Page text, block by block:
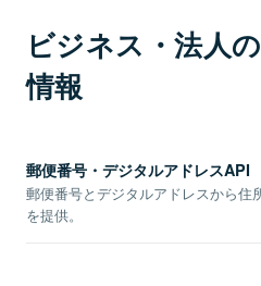
ビジネス・法人
情報
郵便番号・デジタルアドレスAPI
郵便番号とデジタルアドレスから住
を提供。